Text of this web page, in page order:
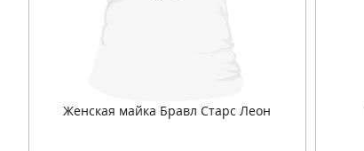
Женская майка Бравл Старс Леон